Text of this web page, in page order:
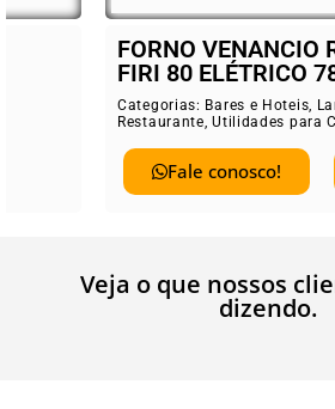
FORNO VENANCIO ROMA
FIRI 80 ELÉTRICO 78 LT
Categorias:Bares e Hoteis,Lanchonetes ,
,Utilidades para Cozinha
Fale conosco!
Veja o que nossos
dizendo.